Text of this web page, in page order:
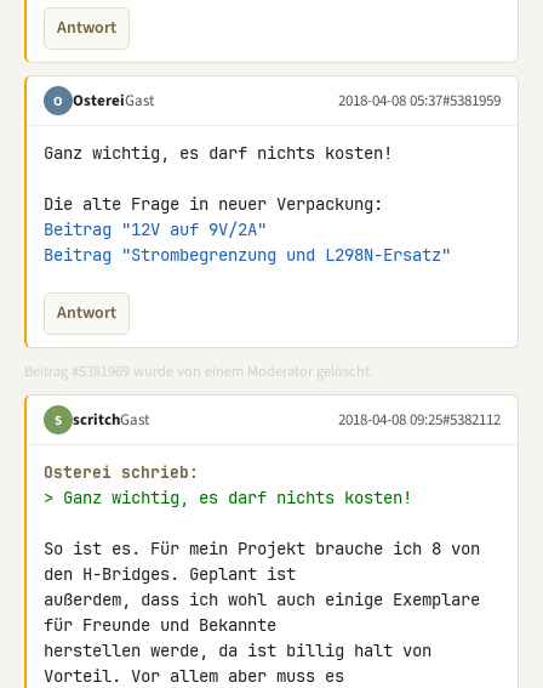
Antwort
O OstereiGast 2018-04-08 05:37#5381959
Ganz wichtig, es darf nichts kosten!
Beitrag "12V auf 9V/2A"
Beitrag "Strombegrenzung und L298N-Ersatz"
Antwort
Beitrag #5381969 wurde von einem Moderator gelöscht.
S scritchGast 2018-04-08 09:25#5382112
Osterei schrieb:
> Ganz wichtig, es darf nichts kosten!
So ist es. Für mein Projekt brauche ich 8 von
den H-Bridges. Geplant ist
außerdem, dass ich wohl auch einige Exemplare
für Freunde und Bekannte
herstellen werde, da ist billig halt von
Vorteil. Vor allem aber muss es